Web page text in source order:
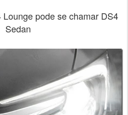
pode se chamar DS4
Sedan